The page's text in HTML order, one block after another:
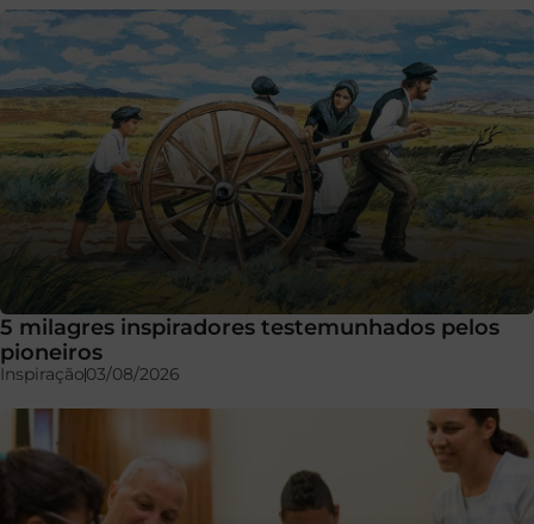
5 milagres inspiradores testemunhados pelos
pioneiros
Inspiração03/08/2026